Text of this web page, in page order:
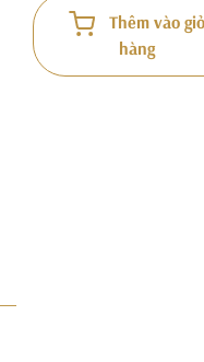
Thêm vào giỏ
hàng